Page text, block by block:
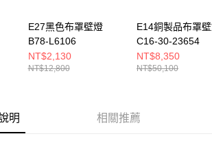
後付」時，將依據個別帳號之用戶狀況，依本公司即
度；若仍有額度不足之情形，本公司將視審查結果
E27黑色布罩壁燈
B78-L6106
NT$2,130
NT$12,800
E14銅製品布罩
C16-30-23654
NT$8,350
NT$50,100
明 相關推薦